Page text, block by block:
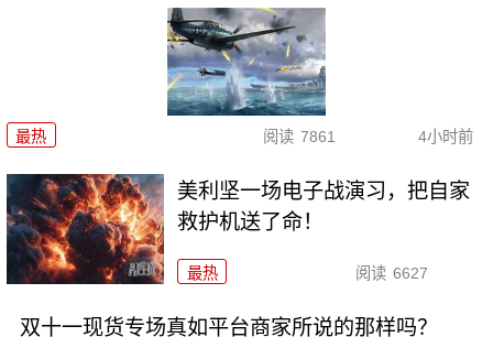
最热 阅读 7861 4小时前
美利坚一场电子战演习，把自家
救护机送了命！
最热 阅读 6627
双十一现货专场真如平台商家所说的那样吗？